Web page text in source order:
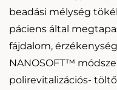
beadási mélység
páciens által
fájdalom,
NANOSOFT™
polirevitalizációs-